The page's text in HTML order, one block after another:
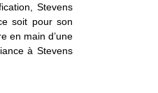
Stevens
soit pour son
en main d’une
à Stevens